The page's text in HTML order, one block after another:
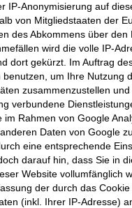
IP-Anonymisierung auf
von Mitgliedstaaten der
des Abkommens über
wird die volle IP-
dort gekürzt. Im Auftrag
benutzen, um Ihre Nutzung
zusammenzustellen
verbundene
im Rahmen von Google
Daten von Google
eine entsprechende
darauf hin, dass Sie in
Website vollumfänglich
der durch das
(inkl. Ihrer IP-Adresse)